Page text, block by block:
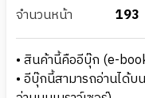
จำนวนหน้า
193
• สินค้านี้คืออีบุ๊ก (e-
• อีบุ๊กนี้สามารถอ่านได้บ